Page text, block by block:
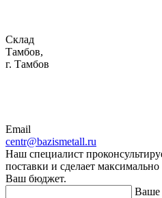
Склад
Тамбов,
г. Тамбов
Email
centr@bazismetall.ru
Наш специалист
поставки и сделает
Ваш бюджет.
Ваше